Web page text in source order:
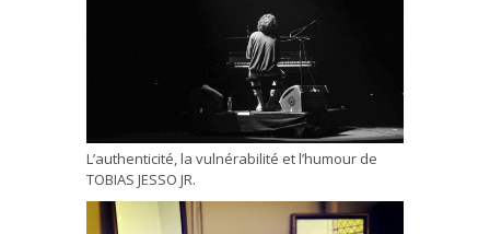
L’authenticité, la vulnérabilité et l’humour de
TOBIAS JESSO JR.